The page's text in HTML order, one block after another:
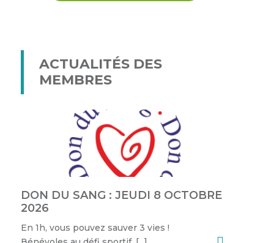
ACTUALITÉS DES
MEMBRES
DON DU SANG : JEUDI 8 OCTOBRE
2026
En 1h, vous pouvez sauver 3 vies !